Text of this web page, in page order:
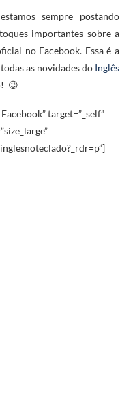
sempre postando
importantes sobre a
no Facebook. Essa é a
as novidades do Inglês
😉
target=”_self”